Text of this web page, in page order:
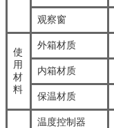
观察窗
使
用
材
料
外箱材质
内箱材质
保温材质
温度控制器